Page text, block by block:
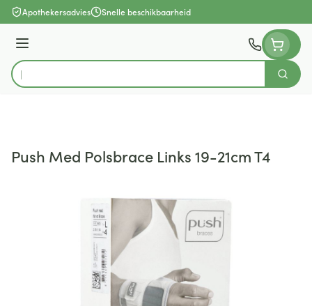
Ga naar de inhoud
Apothekersadvies Snelle beschikbaarheid
Menu
Product, merk, categorie...
Zoek
Push Med Polsbrace Links 19-21cm T4